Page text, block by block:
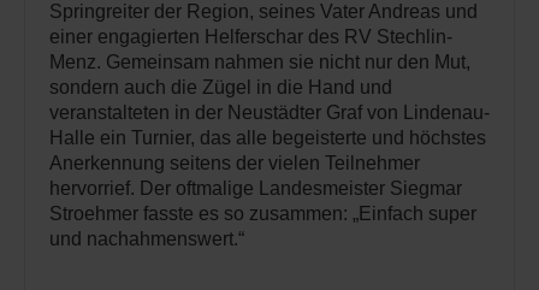
Springreiter der Region, seines Vater Andreas und
einer engagierten Helferschar des RV Stechlin-
Menz. Gemeinsam nahmen sie nicht nur den Mut,
sondern auch die Zügel in die Hand und
veranstalteten in der Neustädter Graf von Lindenau-
Halle ein Turnier, das alle begeisterte und höchstes
Anerkennung seitens der vielen Teilnehmer
hervorrief. Der oftmalige Landesmeister Siegmar
Stroehmer fasste es so zusammen: „Einfach super
und nachahmenswert.“